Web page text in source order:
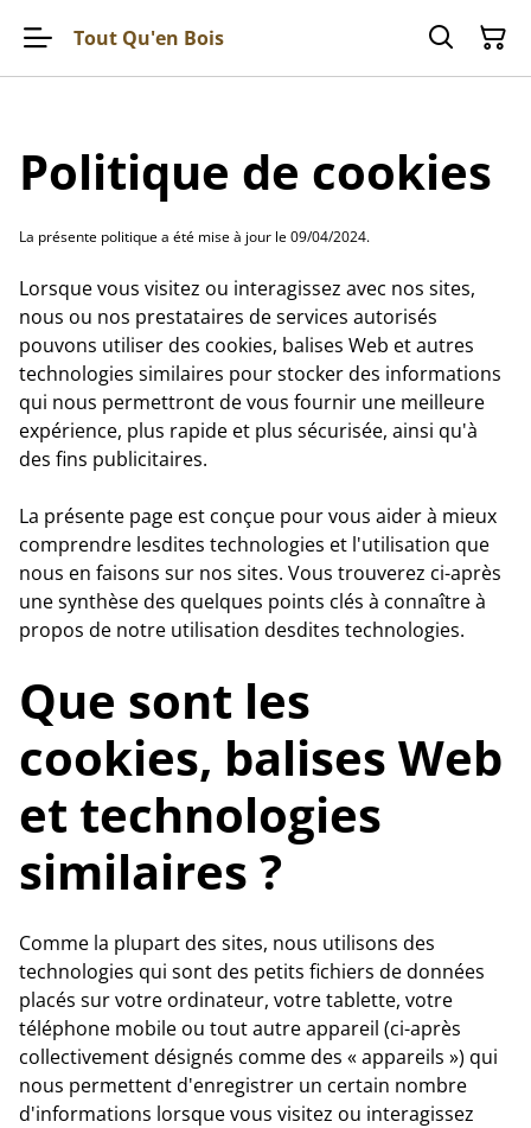
Tout Qu'en Bois
Politique de cookies
La présente politique a été mise à jour le 09/04/2024.
Lorsque vous visitez ou interagissez avec nos sites,
nous ou nos prestataires de services autorisés
pouvons utiliser des cookies, balises Web et autres
technologies similaires pour stocker des informations
qui nous permettront de vous fournir une meilleure
expérience, plus rapide et plus sécurisée, ainsi qu'à
des fins publicitaires.
La présente page est conçue pour vous aider à mieux
comprendre lesdites technologies et l'utilisation que
nous en faisons sur nos sites. Vous trouverez ci-après
une synthèse des quelques points clés à connaître à
propos de notre utilisation desdites technologies.
Que sont les
cookies, balises Web
et technologies
similaires ?
Comme la plupart des sites, nous utilisons des
technologies qui sont des petits fichiers de données
placés sur votre ordinateur, votre tablette, votre
téléphone mobile ou tout autre appareil (ci-après
collectivement désignés comme des « appareils ») qui
nous permettent d'enregistrer un certain nombre
d'informations lorsque vous visitez ou interagissez